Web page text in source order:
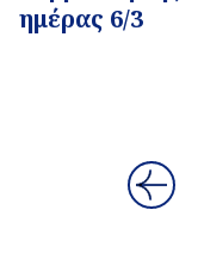
ημέρας 6/3